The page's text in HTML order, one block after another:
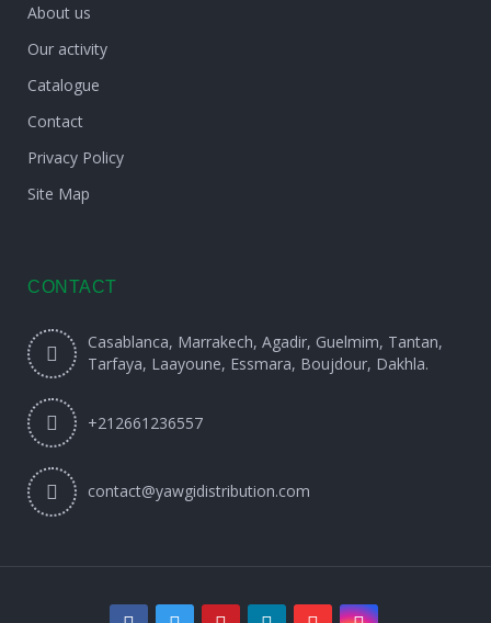
About us
Our activity
Catalogue
Contact
Privacy Policy
Site Map
CONTACT
Casablanca, Marrakech, Agadir, Guelmim, Tantan,
Tarfaya, Laayoune, Essmara, Boujdour, Dakhla.
+212661236557
contact@yawgidistribution.com